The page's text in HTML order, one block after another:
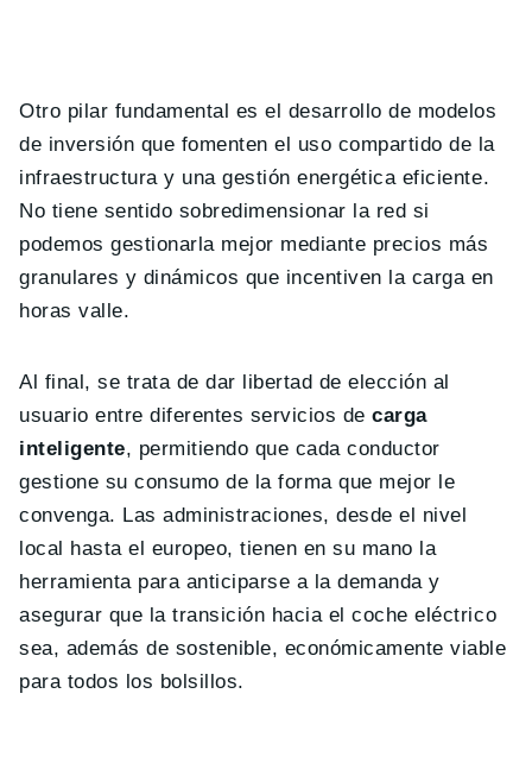
Otro pilar fundamental es el desarrollo de modelos
de inversión que fomenten el uso compartido de la
infraestructura y una gestión energética eficiente.
No tiene sentido sobredimensionar la red si
podemos gestionarla mejor mediante precios más
granulares y dinámicos que incentiven la carga en
horas valle.
Al final, se trata de dar libertad de elección al
usuario entre diferentes servicios decarga
inteligente, permitiendo que cada conductor
gestione su consumo de la forma que mejor le
convenga. Las administraciones, desde el nivel
local hasta el europeo, tienen en su mano la
herramienta para anticiparse a la demanda y
asegurar que la transición hacia el coche eléctrico
sea, además de sostenible, económicamente viable
para todos los bolsillos.